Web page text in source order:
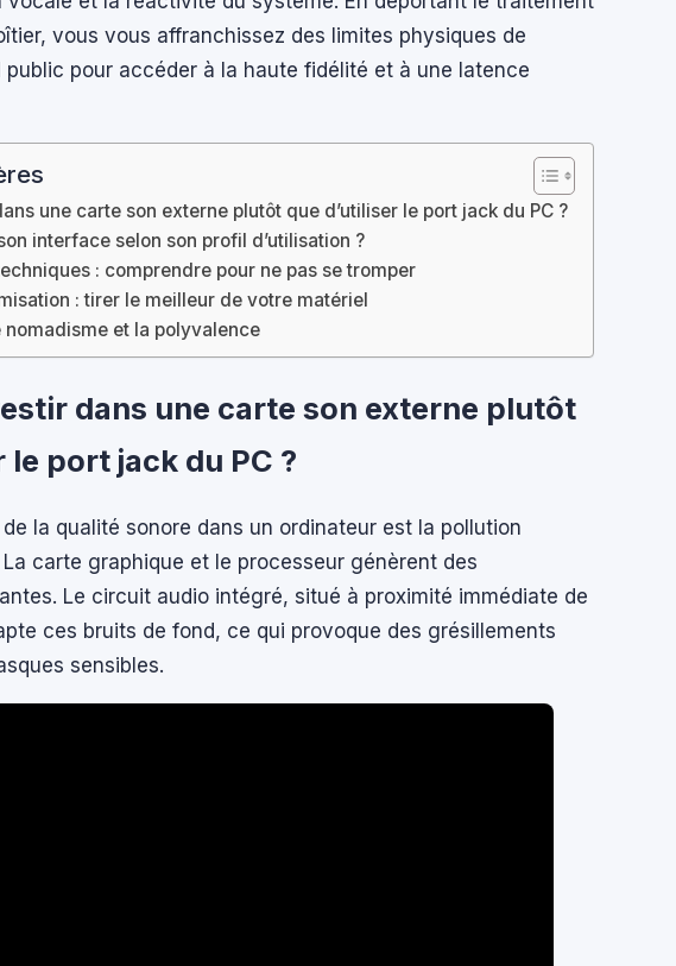
vous vous affranchissez des limites physiques de
public pour accéder à la haute fidélité et à une latence
une carte son externe plutôt que d’utiliser le port jack du PC ?
interface selon son profil d’utilisation ?
: comprendre pour ne pas se tromper
: tirer le meilleur de votre matériel
nomadisme et la polyvalence
dans une carte son externe plutôt
le port jack du PC ?
la qualité sonore dans un ordinateur est la pollution
carte graphique et le processeur génèrent des
Le circuit audio intégré, situé à proximité immédiate de
ces bruits de fond, ce qui provoque des grésillements
sensibles.